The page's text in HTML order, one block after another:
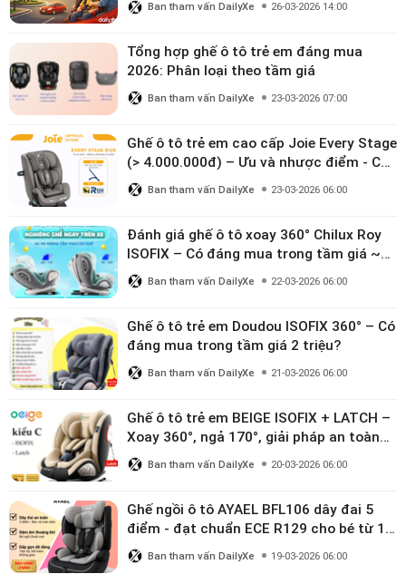
Ban tham vấn DailyXe 26-03-2026 14:00
Tổng hợp ghế ô tô trẻ em đáng mua
2026: Phân loại theo tầm giá
Ban tham vấn DailyXe 23-03-2026 07:00
Ghế ô tô trẻ em cao cấp Joie Every Stage
(> 4.000.000đ) – Ưu và nhược điểm - Có
đáng đầu tư cho bé từ 0–12 tuổi?
Ban tham vấn DailyXe 23-03-2026 06:00
Đánh giá ghế ô tô xoay 360° Chilux Roy
ISOFIX – Có đáng mua trong tầm giá ~3
triệu
Ban tham vấn DailyXe 22-03-2026 06:00
Ghế ô tô trẻ em Doudou ISOFIX 360° – Có
đáng mua trong tầm giá 2 triệu?
Ban tham vấn DailyXe 21-03-2026 06:00
Ghế ô tô trẻ em BEIGE ISOFIX + LATCH –
Xoay 360°, ngả 170°, giải pháp an toàn
linh hoạt cho bé 0–10 tuổi
Ban tham vấn DailyXe 20-03-2026 06:00
Ghế ngồi ô tô AYAEL BFL106 dây đai 5
điểm - đạt chuẩn ECE R129 cho bé từ 1–
10 tuổi
Ban tham vấn DailyXe 19-03-2026 06:00